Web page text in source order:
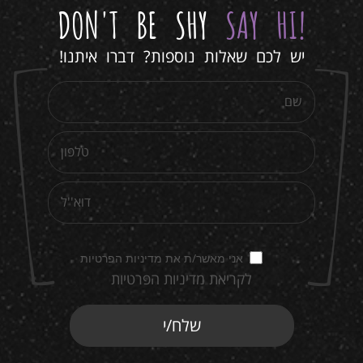
!
DON'T BE SHY SAY HI
יש לכם שאלות נוספות? דברו איתנו!
אני מאשר/ת את מדיניות הפרטיות
לקריאת מדיניות הפרטיות